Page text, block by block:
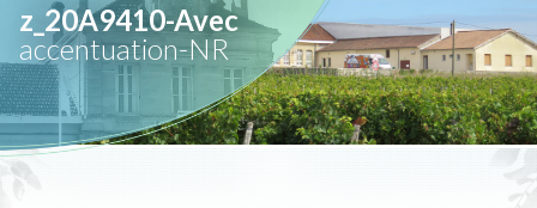
z_20A9410-Avec
accentuation-NR